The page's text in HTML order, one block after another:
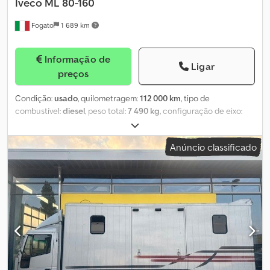
Fogato 1 689 km
Informação de
preços
Ligar
Condição:usado, quilometragem:112 000 km, tipo de
combustível:diesel , peso total:7 490 kg , configuração de eixo:
3 330 mm
de emissão:Euro 6, IVECO ML 80-160 /P – 2018 – 112.000 km –
reboque: - 1.ª matrícula: 10/2018; - 112.000 km (aproximadamente); -
motor 160 cv – Euro 6; - distância entre eixos: 3330; - caixa de
velocidades: 6 marchas + marcha-atrás; - suspensão pneumática
traseira; - peso bruto: 74,90 quintais; - carga útil: 31 quintais
(aproximadamente); - tacógrafo digital. Dkedpfx Aszi Uyhjdisr
Acessórios: - ar condicionado, vidros elétricos, espelhos com
ajuste elétrico, ABS, ASR, banco do condutor pneumático, para-
sol, parede traseira da cabine com janela, rádio. Equipamento: -
caixa/plataforma com 4,96 x 2,23 m (medidas internas) com laterais
de 40 cm, com extensão traseira inclinada, guincho e rampas de
Anúncio classificado